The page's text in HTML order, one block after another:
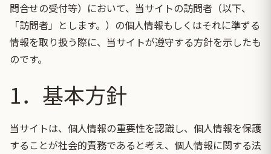
問合せの受付等）において、当サイトの訪問者（以下、
「訪問者」とします。）の個人情報もしくはそれに準ずる
情報を取り扱う際に、当サイトが遵守する方針を示したも
のです。
1．基本方針
当サイトは、個人情報の重要性を認識し、個人情報を保護
することが社会的責務であると考え、個人情報に関する法